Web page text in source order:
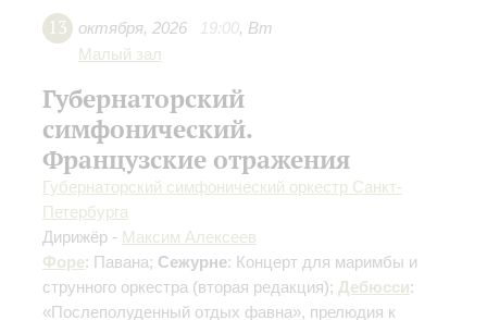
13 октября, 2026 19:00, Вт
Малый зал
Губернаторский
симфонический.
Французские отражения
Губернаторский симфонический оркестр Санкт-
Петербурга
Дирижёр - Максим Алексеев
Форе: Павана; Сежурне: Концерт для маримбы и
струнного оркестра (вторая редакция); Дебюсси:
«Послеполуденный отдых фавна», прелюдия к